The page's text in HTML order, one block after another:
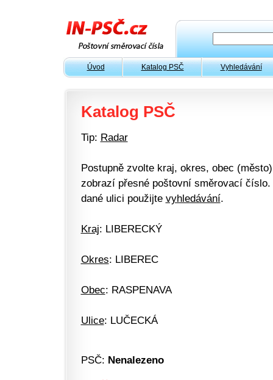
Úvod Katalog PSČ Vyhledávání
Katalog PSČ
Tip: Radar
Postupně zvolte kraj, okres, obec
zobrazí přesné poštovní směrovací
dané ulici použijte vyhledávání.
Kraj: LIBERECKÝ
Okres: LIBEREC
Obec: RASPENAVA
Ulice: LUČECKÁ
PSČ: Nenalezeno